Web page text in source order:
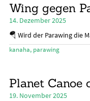
Wing gegen
14. Dezember 2025
🪂 Wird der Parawing die
kanaha, parawing
Planet Canoe
19. November 2025